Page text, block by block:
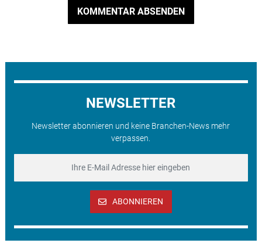
KOMMENTAR ABSENDEN
NEWSLETTER
Newsletter abonnieren und keine Branchen-News mehr
verpassen.
ABONNIEREN